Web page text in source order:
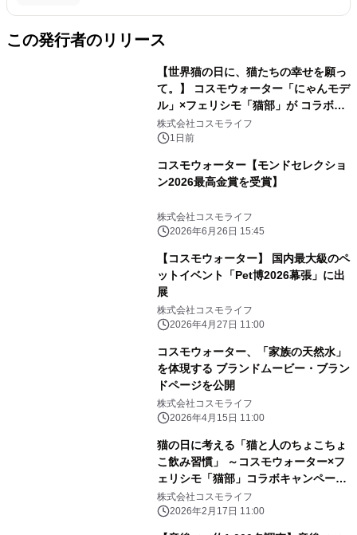
この発行者のリリース
【世界猫の日に、猫たちの幸せを願っ
て。】 コスモウォーター「にゃんモデ
ル」×フェリシモ「猫部」が コラボキ
ャンペーンを実施
株式会社コスモライフ
1日前
コスモウォーター【モンドセレクショ
ン2026最高金賞を受賞】
株式会社コスモライフ
2026年6月26日 15:45
【コスモウォーター】 国内最大級のペ
ットイベント「Pet博2026幕張」に出
展
株式会社コスモライフ
2026年4月27日 11:00
コスモウォーター、「家族の天然水」
を体現する ブランドムービー・ブラン
ドページを公開
株式会社コスモライフ
2026年4月15日 11:00
猫の日に考える「猫と人のちょこちょ
こ飲み習慣」 ～コスモウォーター×フ
ェリシモ「猫部」コラボキャンペーン
実施～
株式会社コスモライフ
2026年2月17日 11:00